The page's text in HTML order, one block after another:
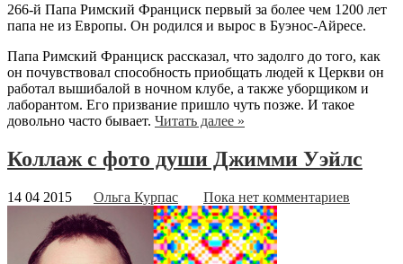
266-й Папа Римский Франциск первый за более чем 1200 лет
папа не из Европы. Он родился и вырос в Буэнос-Айресе.
Папа Римский Франциск рассказал, что задолго до того, как
он почувствовал способность приобщать людей к Церкви он
работал вышибалой в ночном клубе, а также уборщиком и
лаборантом. Его призвание пришло чуть позже. И такое
довольно часто бывает. Читать далее »
Коллаж с фото души Джимми Уэйлс
14 04 2015 Ольга Курпас Пока нет комментариев